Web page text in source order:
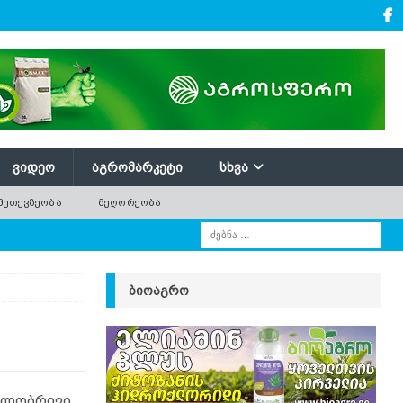
ᲕᲘᲓᲔᲝ ᲐᲒᲠᲝᲛᲐᲠᲙᲔᲢᲘ ᲡᲮᲕᲐ
ᲛᲔᲦᲝᲠᲔᲝᲑᲐ
ᲑᲘᲝᲐᲒᲠᲝ